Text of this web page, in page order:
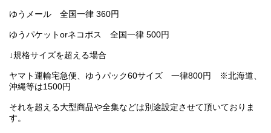
ゆうメール 全国一律 360円
ゆうパケットorネコポス 全国一律 500円
↓規格サイズを超える場合
ヤマト運輸宅急便、ゆうパック60サイズ 一律800円 ※北海道、
沖縄等は1500円
それを超える大型商品や全集などは別途設定させて頂いておりま
す。